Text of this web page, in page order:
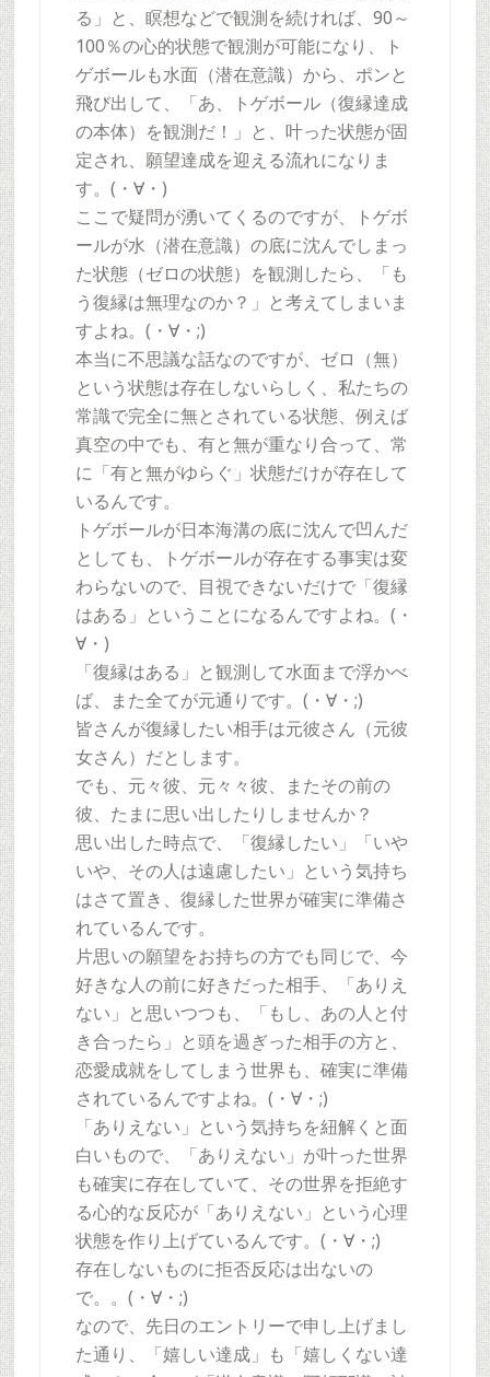
る」と、瞑想などで観測を続ければ、90～
100％の心的状態で観測が可能になり、ト
ゲボールも水面（潜在意識）から、ポンと
飛び出して、「あ、トゲボール（復縁達成
の本体）を観測だ！」と、叶った状態が固
定され、願望達成を迎える流れになりま
す。(・∀・)
ここで疑問が湧いてくるのですが、トゲボ
ールが水（潜在意識）の底に沈んでしまっ
た状態（ゼロの状態）を観測したら、「も
う復縁は無理なのか？」と考えてしまいま
すよね。(・∀・;)
本当に不思議な話なのですが、ゼロ（無）
という状態は存在しないらしく、私たちの
常識で完全に無とされている状態、例えば
真空の中でも、有と無が重なり合って、常
に「有と無がゆらぐ」状態だけが存在して
いるんです。
トゲボールが日本海溝の底に沈んで凹んだ
としても、トゲボールが存在する事実は変
わらないので、目視できないだけで「復縁
はある」ということになるんですよね。(・
∀・)
「復縁はある」と観測して水面まで浮かべ
ば、また全てが元通りです。(・∀・;)
皆さんが復縁したい相手は元彼さん（元彼
女さん）だとします。
でも、元々彼、元々々彼、またその前の
彼、たまに思い出したりしませんか？
思い出した時点で、「復縁したい」「いや
いや、その人は遠慮したい」という気持ち
はさて置き、復縁した世界が確実に準備さ
れているんです。
片思いの願望をお持ちの方でも同じで、今
好きな人の前に好きだった相手、「ありえ
ない」と思いつつも、「もし、あの人と付
き合ったら」と頭を過ぎった相手の方と、
恋愛成就をしてしまう世界も、確実に準備
されているんですよね。(・∀・;)
「ありえない」という気持ちを紐解くと面
白いもので、「ありえない」が叶った世界
も確実に存在していて、その世界を拒絶す
る心的な反応が「ありえない」という心理
状態を作り上げているんです。(・∀・;)
存在しないものに拒否反応は出ないの
で。。(・∀・;)
なので、先日のエントリーで申し上げまし
た通り、「嬉しい達成」も「嬉しくない達